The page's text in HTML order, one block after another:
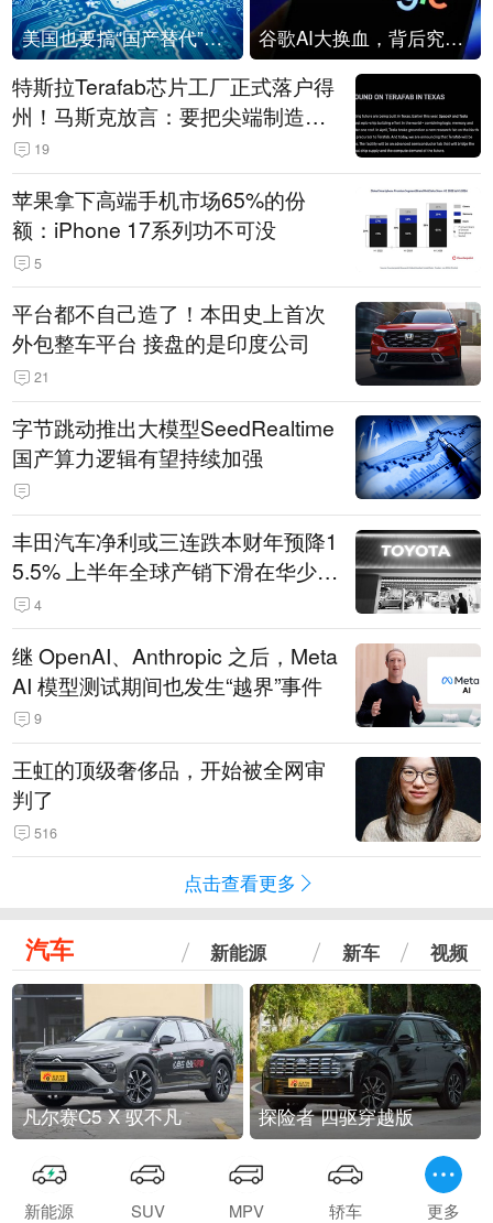
美国也要搞“国产替代”？先算清三笔账 谷歌AI大换血，背后究竟发生了什么？
特斯拉Terafab芯片工厂正式落户得
州！马斯克放言：要把尖端制造带
回美国
19
苹果拿下高端手机市场65%的份
额：iPhone 17系列功不可没
5
平台都不自己造了！本田史上首次
外包整车平台 接盘的是印度公司
21
字节跳动推出大模型SeedRealtime
国产算力逻辑有望持续加强
丰田汽车净利或三连跌本财年预降1
5.5% 上半年全球产销下滑在华少卖
14.3万辆
4
继 OpenAI、Anthropic 之后，Meta
AI 模型测试期间也发生“越界”事件
9
王虹的顶级奢侈品，开始被全网审
判了
516
点击查看更多
汽车 新能源 新车 视频
凡尔赛C5 X 驭不凡 探险者 四驱穿越版
新能源 SUV MPV 轿车 更多